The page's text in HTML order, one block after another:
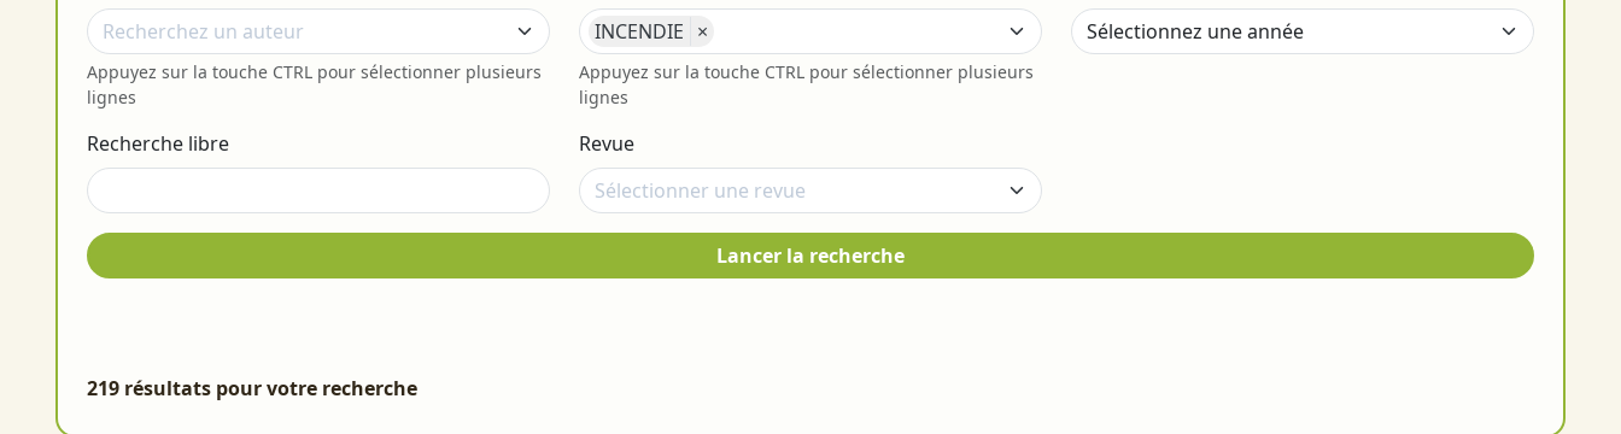
Appuyez sur la touche CTRL pour sélectionner plusieurs
lignes
INCENDIE ×
Appuyez sur la touche CTRL pour sélectionner plusieurs
lignes
Recherche libre Revue
Lancer la recherche
219 résultats pour votre recherche